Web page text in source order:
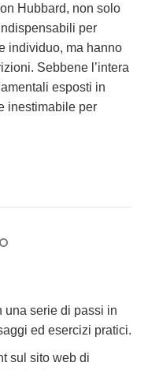
Hubbard, non solo
per
individuo, ma hanno
Sebbene l’intera
esposti in
inestimabile per
una serie di passi in
ed esercizi pratici.
sul sito web di